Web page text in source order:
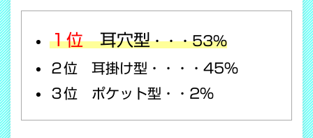
１位耳穴型・・・53％
２位 耳掛け型・・・・45％
３位 ポケット型・・2％